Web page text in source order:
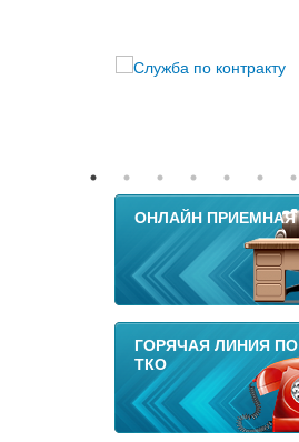
ОНЛАЙН ПРИЕМНАЯ
ГОРЯЧАЯ ЛИНИЯ ПО
ТКО